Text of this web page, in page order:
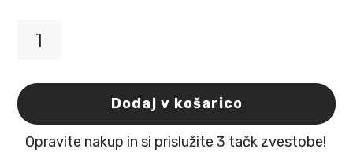
psa
piščančje
kocke
85g
Dodaj v košarico
Opravite nakup in si prislužite 3 tačk zvestobe!